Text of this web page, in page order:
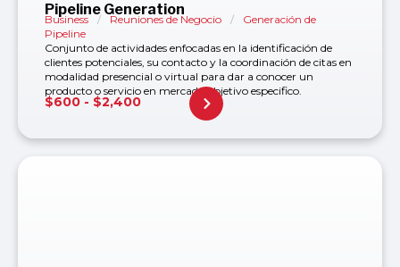
Pipeline Generation
Business / Reuniones de Negocio /
Generación de
Pipeline
Conjunto de actividades enfocadas en la identificación de
clientes potenciales, su contacto y la coordinación de citas en
modalidad presencial o virtual para dar a conocer un
producto o servicio en mercado objetivo especifico.
$600 - $2,400